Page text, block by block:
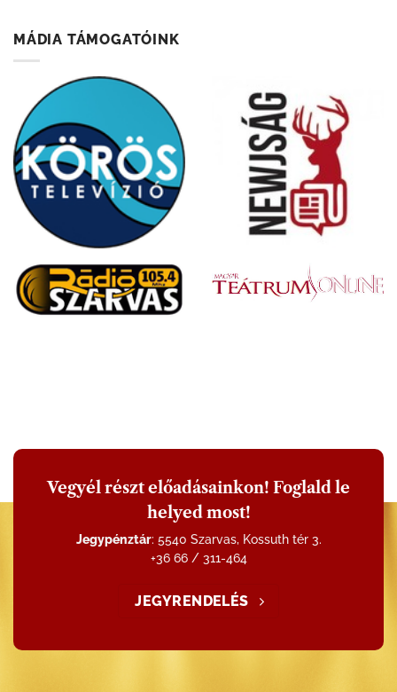
MÁDIA TÁMOGATÓINK
Vegyél részt előadásainkon! Foglald le
helyed most!
Jegypénztár: 5540 Szarvas, Kossuth tér 3.
+36 66 / 311-464
JEGYRENDELÉS